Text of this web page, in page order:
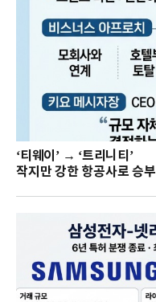
‘티웨이’ → ‘트리니티’
작지만 강한 항공사로 승부